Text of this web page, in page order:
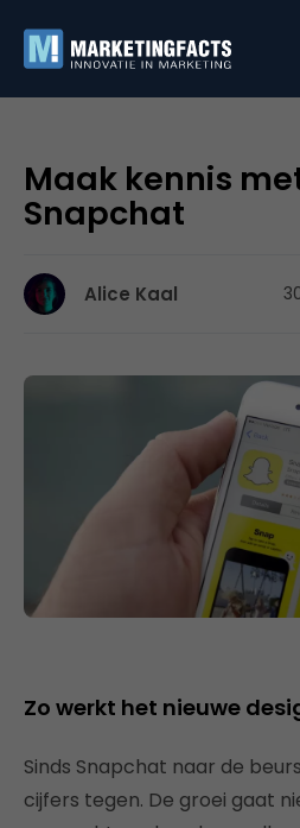
Maak kennis
Snapchat
Alice Kaal
Zo werkt het nieuwe
Sinds Snapchat naar de
cijfers tegen. De groei gaat